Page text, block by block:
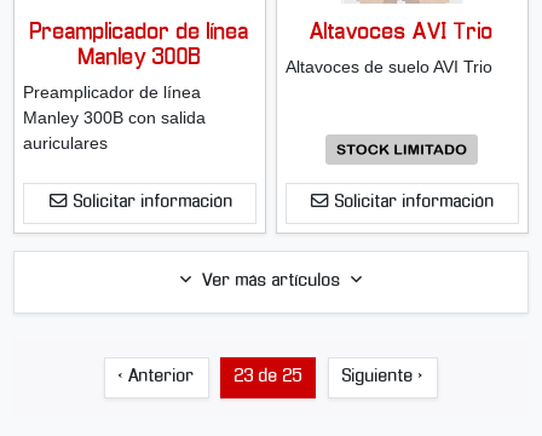
Preamplicador de línea
Manley 300B
Preamplicador de línea
Manley 300B con salida
auriculares
Solicitar información
Altavoces AVI Trio
Altavoces de suelo AVI Trio
Solicitar información
Ver más artículos
‹ Anterior 23 de 25 Siguiente ›